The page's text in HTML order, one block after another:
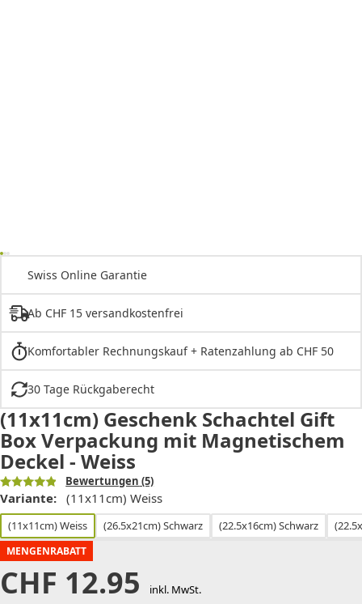
Swiss Online Garantie
Ab CHF 15 versandkostenfrei
Komfortabler Rechnungskauf + Ratenzahlung ab CHF 50
30 Tage Rückgaberecht
(11x11cm) Geschenk Schachtel Gift
Box Verpackung mit Magnetischem
Deckel - Weiss
Bewertungen (5)
Variante: (11x11cm) Weiss
(11x11cm) Weiss (26.5x21cm) Schwarz (22.5x16cm) Schwarz
MENGENRABATT
CHF 12.95 inkl. MwSt.